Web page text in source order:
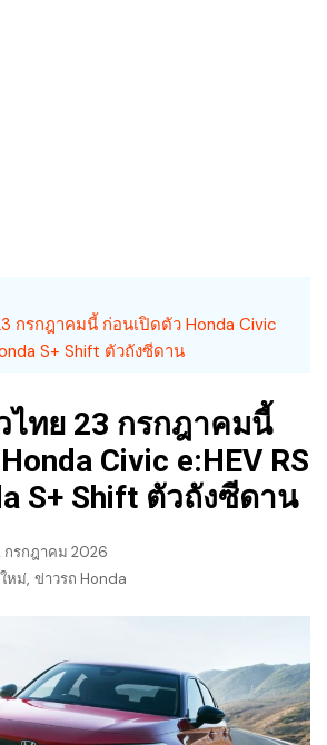
กรกฎาคมนี้ ก่อนเปิดตัว Honda Civic
S+ Shift ตัวถังซีดาน
ไทย 23 กรกฎาคมนี้
Civic e:HEV RS
S+ Shift ตัวถังซีดาน
กรกฎาคม 2026
หม่, ข่าวรถ Honda